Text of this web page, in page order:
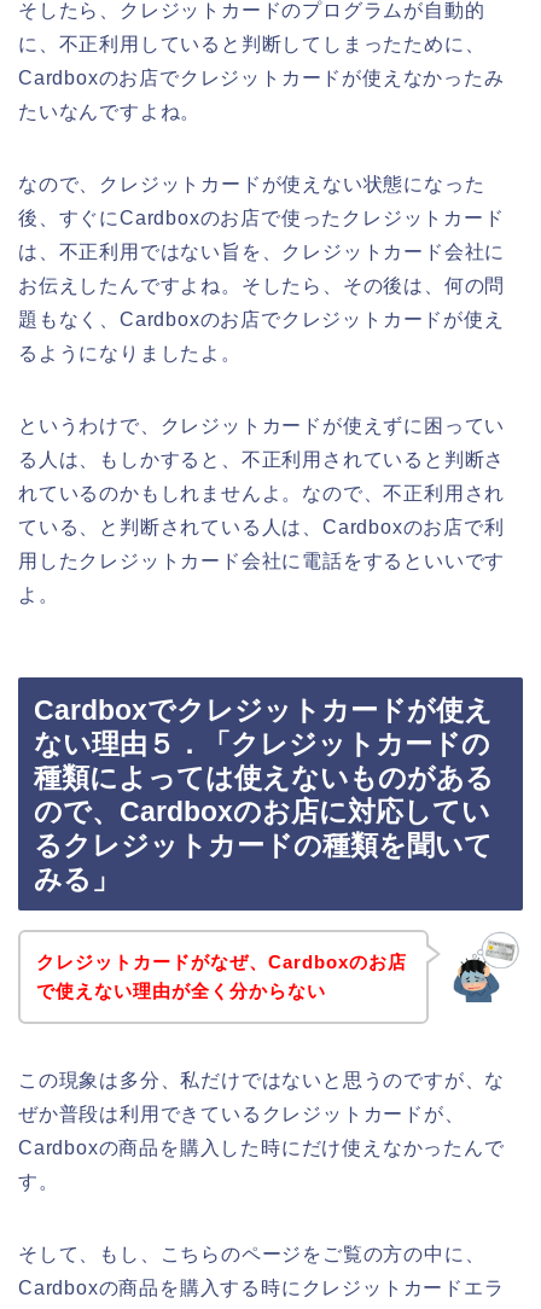
そしたら、クレジットカードのプログラムが自動的
に、不正利用していると判断してしまったために、
Cardboxのお店でクレジットカードが使えなかったみ
たいなんですよね。
なので、クレジットカードが使えない状態になった
後、すぐにCardboxのお店で使ったクレジットカード
は、不正利用ではない旨を、クレジットカード会社に
お伝えしたんですよね。そしたら、その後は、何の問
題もなく、Cardboxのお店でクレジットカードが使え
るようになりましたよ。
というわけで、クレジットカードが使えずに困ってい
る人は、もしかすると、不正利用されていると判断さ
れているのかもしれませんよ。なので、不正利用され
ている、と判断されている人は、Cardboxのお店で利
用したクレジットカード会社に電話をするといいです
よ。
Cardboxでクレジットカードが使え
ない理由５．「クレジットカードの
種類によっては使えないものがある
ので、Cardboxのお店に対応してい
るクレジットカードの種類を聞いて
みる」
クレジットカードがなぜ、Cardboxのお店
で使えない理由が全く分からない
この現象は多分、私だけではないと思うのですが、な
ぜか普段は利用できているクレジットカードが、
Cardboxの商品を購入した時にだけ使えなかったんで
す。
そして、もし、こちらのページをご覧の方の中に、
Cardboxの商品を購入する時にクレジットカードエラ